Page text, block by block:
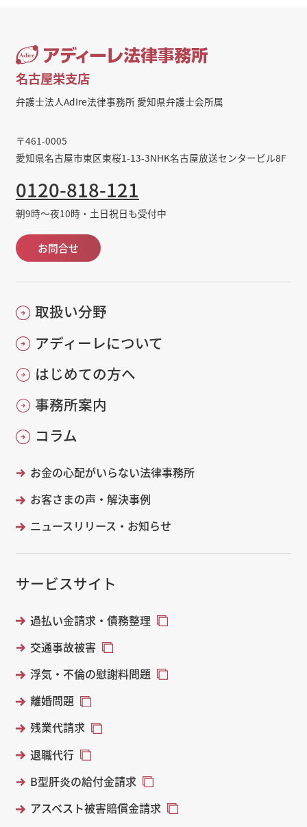
名古屋栄支店
弁護士法人AdIre法律事務所 愛知県弁護士会所属
〒461-0005
愛知県名古屋市東区東桜1-13-3NHK名古屋放送センタービル8F
0120-818-121
朝9時～夜10時・土日祝日も受付中
お問合せ
取扱い分野
アディーレについて
はじめての方へ
事務所案内
コラム
お金の心配がいらない法律事務所
お客さまの声・解決事例
ニュースリリース・お知らせ
サービスサイト
過払い金請求・債務整理
交通事故被害
浮気・不倫の慰謝料問題
離婚問題
残業代請求
退職代行
B型肝炎の給付金請求
アスベスト被害賠償金請求